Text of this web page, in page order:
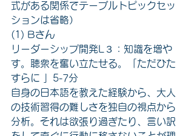
式がある関係でテーブルトピックセッ
ションは省略）
(1) Bさん
リーダーシップ開発L３：知識を増や
す。聴衆を奮い立たせる。「ただひた
すらに 」5-7分
自身の日本語を教えた経験から、大人
の技術習得の難しさを独自の視点から
分析。それは欲張り過ぎたり、言い訳